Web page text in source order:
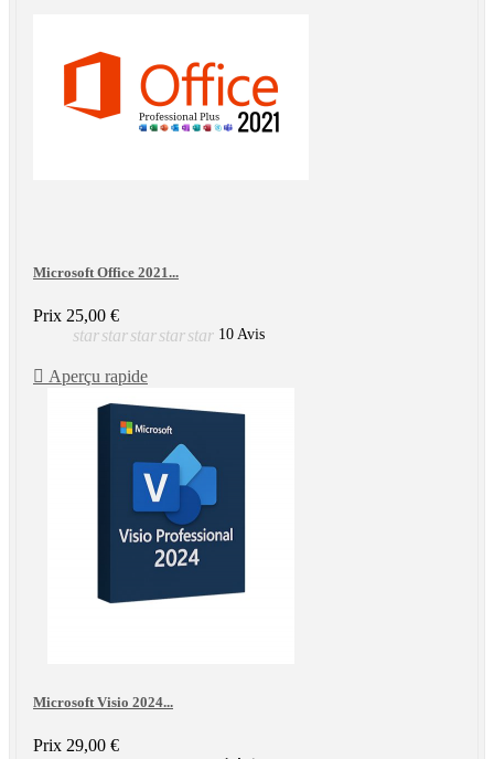
Microsoft Office 2021...
Prix 25,00 €
starstarstarstarstar 10 Avis
 Aperçu rapide
Microsoft Visio 2024...
Prix 29,00 €